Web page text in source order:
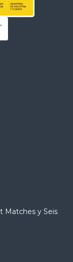
Matches y Seis